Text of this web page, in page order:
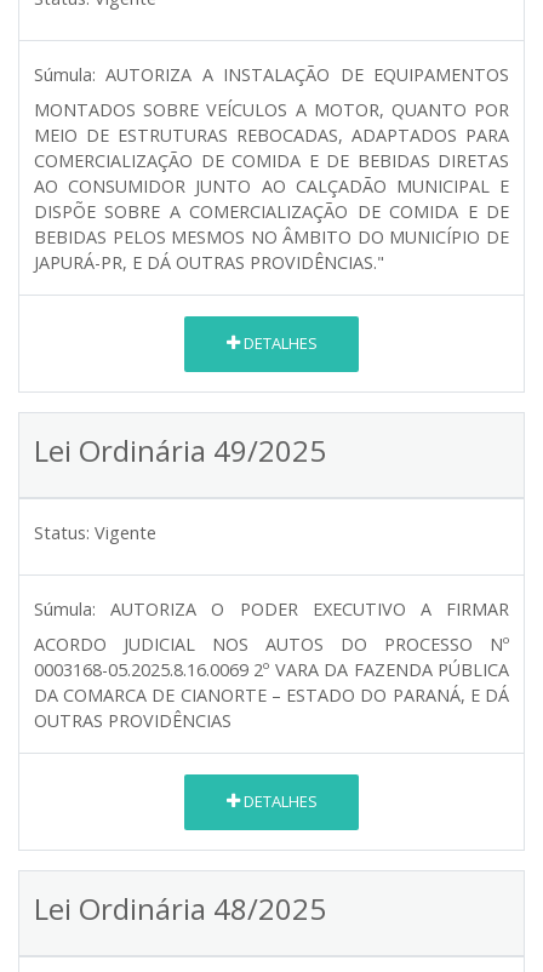
Súmula: AUTORIZA A INSTALAÇÃO DE EQUIPAMENTOS
MONTADOS SOBRE VEÍCULOS A MOTOR, QUANTO POR
MEIO DE ESTRUTURAS REBOCADAS, ADAPTADOS PARA
COMERCIALIZAÇÃO DE COMIDA E DE BEBIDAS DIRETAS
AO CONSUMIDOR JUNTO AO CALÇADÃO MUNICIPAL E
DISPÕE SOBRE A COMERCIALIZAÇÃO DE COMIDA E DE
BEBIDAS PELOS MESMOS NO ÂMBITO DO MUNICÍPIO DE
JAPURÁ-PR, E DÁ OUTRAS PROVIDÊNCIAS."
DETALHES
Lei Ordinária 49/2025
Status: Vigente
Súmula:
AUTORIZA O PODER EXECUTIVO A FIRMAR
ACORDO JUDICIAL NOS AUTOS DO PROCESSO Nº
0003168-05.2025.8.16.0069 2º VARA DA FAZENDA PÚBLICA
DA COMARCA DE CIANORTE – ESTADO DO PARANÁ, E DÁ
OUTRAS PROVIDÊNCIAS
DETALHES
Lei Ordinária 48/2025